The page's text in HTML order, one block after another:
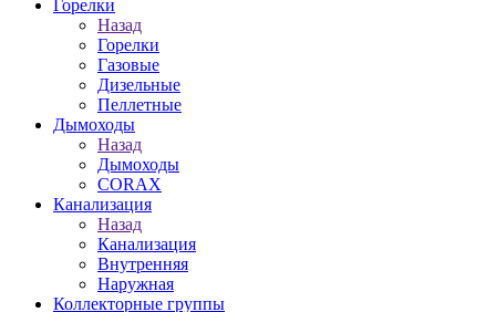
Горелки
Назад
Горелки
Газовые
Дизельные
Пеллетные
Дымоходы
Назад
Дымоходы
CORAX
Канализация
Назад
Канализация
Внутренняя
Наружная
Коллекторные группы